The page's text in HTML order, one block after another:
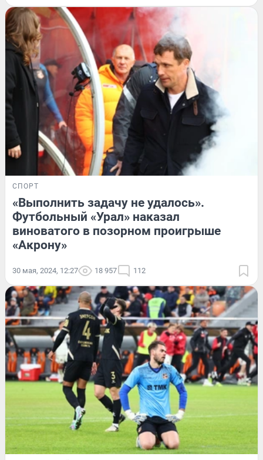
СПОРТ
«Выполнить задачу не удалось».
Футбольный «Урал» наказал
виноватого в позорном проигрыше
«Акрону»
30 мая, 2024, 12:27 18 957 112